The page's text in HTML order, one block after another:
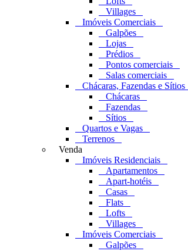
Villages
Imóveis Comerciais
Galpões
Lojas
Prédios
Pontos comerciais
Salas comerciais
Chácaras, Fazendas e Sítios
Chácaras
Fazendas
Sítios
Quartos e Vagas
Terrenos
Venda
Imóveis Residenciais
Apartamentos
Apart-hotéis
Casas
Flats
Lofts
Villages
Imóveis Comerciais
Galpões